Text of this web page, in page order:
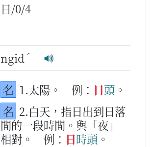
日/0/4
ngid ˊ
名 1.太陽。 例： 日頭 。
名 2.白天，指日出到日落
間的一段時間。與「夜」
相對。
例： 日時頭 。